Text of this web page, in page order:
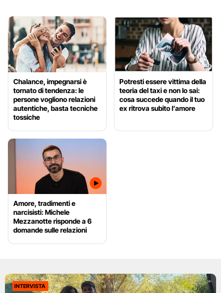
Chalance, impegnarsi è
tornato di tendenza: le
persone vogliono relazioni
autentiche, basta tecniche
tossiche
Potresti essere vittima della
teoria del taxi e non lo sai:
cosa succede quando il tuo
ex ritrova subito l’amore
Amore, tradimenti e
narcisisti: Michele
Mezzanotte risponde a 6
domande sulle relazioni
INTERVISTA